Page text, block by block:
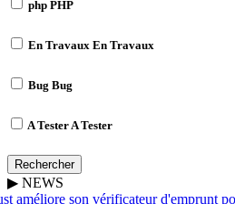
php PHP
En Travaux En Travaux
Bug Bug
A TesterA Tester
Rechercher
▶ NEWS
améliore son vérificateur d'emprunt